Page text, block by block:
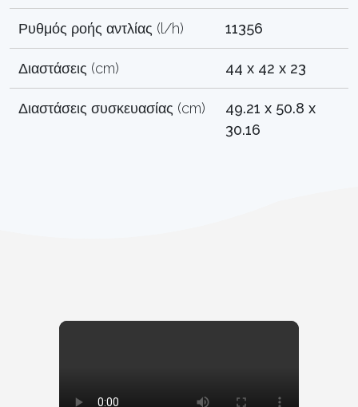
Ρυθμός ροής αντλίας (l/h) 11356
Διαστάσεις (cm) 44 x 42 x 23
Διαστάσεις συσκευασίας (cm)
49.21 x 50.8 x
30.16